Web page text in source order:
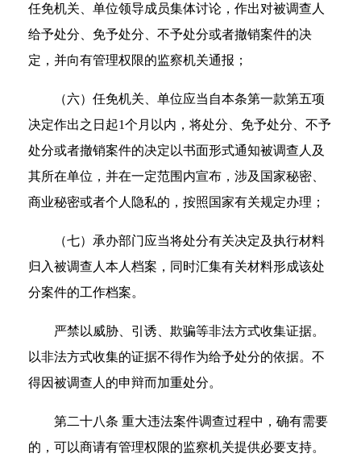
任免机关、单位领导成员集体讨论，作出对被调查人
给予处分、免予处分、不予处分或者撤销案件的决
定，并向有管理权限的监察机关通报；
（六）任免机关、单位应当自本条第一款第五项
决定作出之日起1个月以内，将处分、免予处分、不予
处分或者撤销案件的决定以书面形式通知被调查人及
其所在单位，并在一定范围内宣布，涉及国家秘密、
商业秘密或者个人隐私的，按照国家有关规定办理；
（七）承办部门应当将处分有关决定及执行材料
归入被调查人本人档案，同时汇集有关材料形成该处
分案件的工作档案。
严禁以威胁、引诱、欺骗等非法方式收集证据。
以非法方式收集的证据不得作为给予处分的依据。不
得因被调查人的申辩而加重处分。
第二十八条 重大违法案件调查过程中，确有需要
的，可以商请有管理权限的监察机关提供必要支持。